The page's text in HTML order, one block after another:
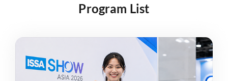
Program List